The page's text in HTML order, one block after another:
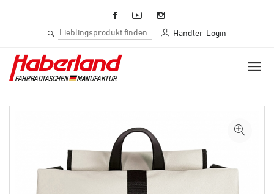
Händler-Login